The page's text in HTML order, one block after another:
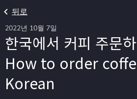
뒤로
2022년 10월 7일
한국에서 커피 주문
How to order
Korean